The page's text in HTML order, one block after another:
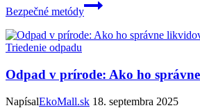
Bezpečné metódy
Triedenie odpadu
Odpad v prírode: Ako ho
NapísalEkoMall.sk 18. septembra 2025